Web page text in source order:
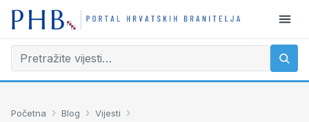
Početna › Blog › Vijesti ›